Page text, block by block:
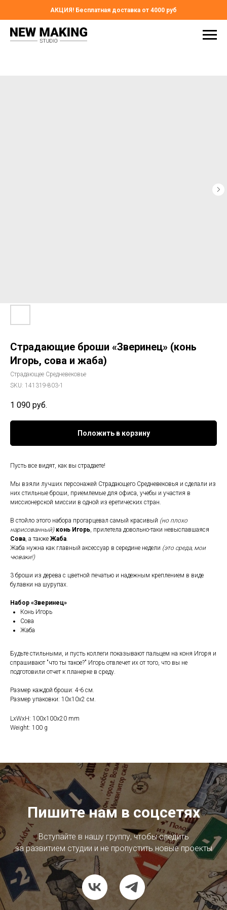
АКЦИЯ! Бесплатная доставка от 4000 руб
Страдающие броши «Зверинец» (конь
Игорь, сова и жаба)
Страдающее Средневековье
SKU: 141319-803-1
1 090 руб.
Положить в корзину
Пусть все видят, как вы страдаете!
Мы взяли лучших персонажей Страдающего Средневековья и сделали из
них стильные броши, приемлемые для офиса, учебы и участия в
миссионерской миссии в одной из еретических стран.
В стойло этого набора прогарцевал самый красивый (но плохо
нарисованный) конь Игорь, прилетела довольно-таки невыспавшаяся
Сова, а также Жаба.
Жаба нужна как главный аксессуар в середине недели (это среда, мои
чюваки!)
3 броши из дерева с цветной печатью и надежным креплением в виде
булавки на шурупах.
Набор «Зверинец»
Конь Игорь
Сова
Жаба
Будьте стильными, и пусть коллеги показывают пальцем на коня Игоря и
спрашивают "что ты такое?" Игорь отвлечет их от того, что вы не
подготовили отчет к планерке в среду.
Размер каждой броши: 4-6 см.
Размер упаковки: 10х10х2 см.
LxWxH: 100x100x20 mm
Weight: 100 g
Пишите нам в соцсетях
Вступайте в нашу группу, чтобы следить
за развитием студии и не пропустить новые проекты